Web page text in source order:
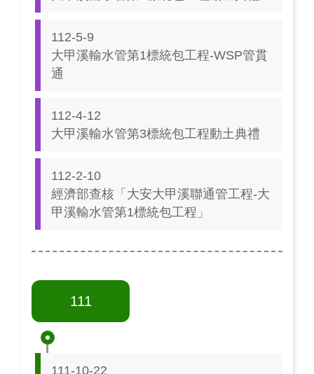
112-5-9
大甲溪輸水管第1標統包工程-WSP管貫
通
112-4-12
大甲溪輸水管第3標統包工程動土典禮
112-2-10
經濟部查核「大安大甲溪聯通管工程-大
甲溪輸水管第1標統包工程」
111
111-10-22